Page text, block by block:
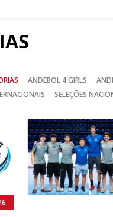
ANDEBOL 4 GIRLS
SELEÇÕES